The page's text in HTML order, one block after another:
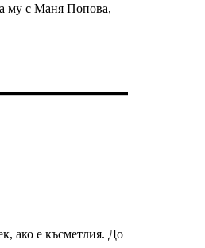
му с Маня Попова,
ако е късметлия. До